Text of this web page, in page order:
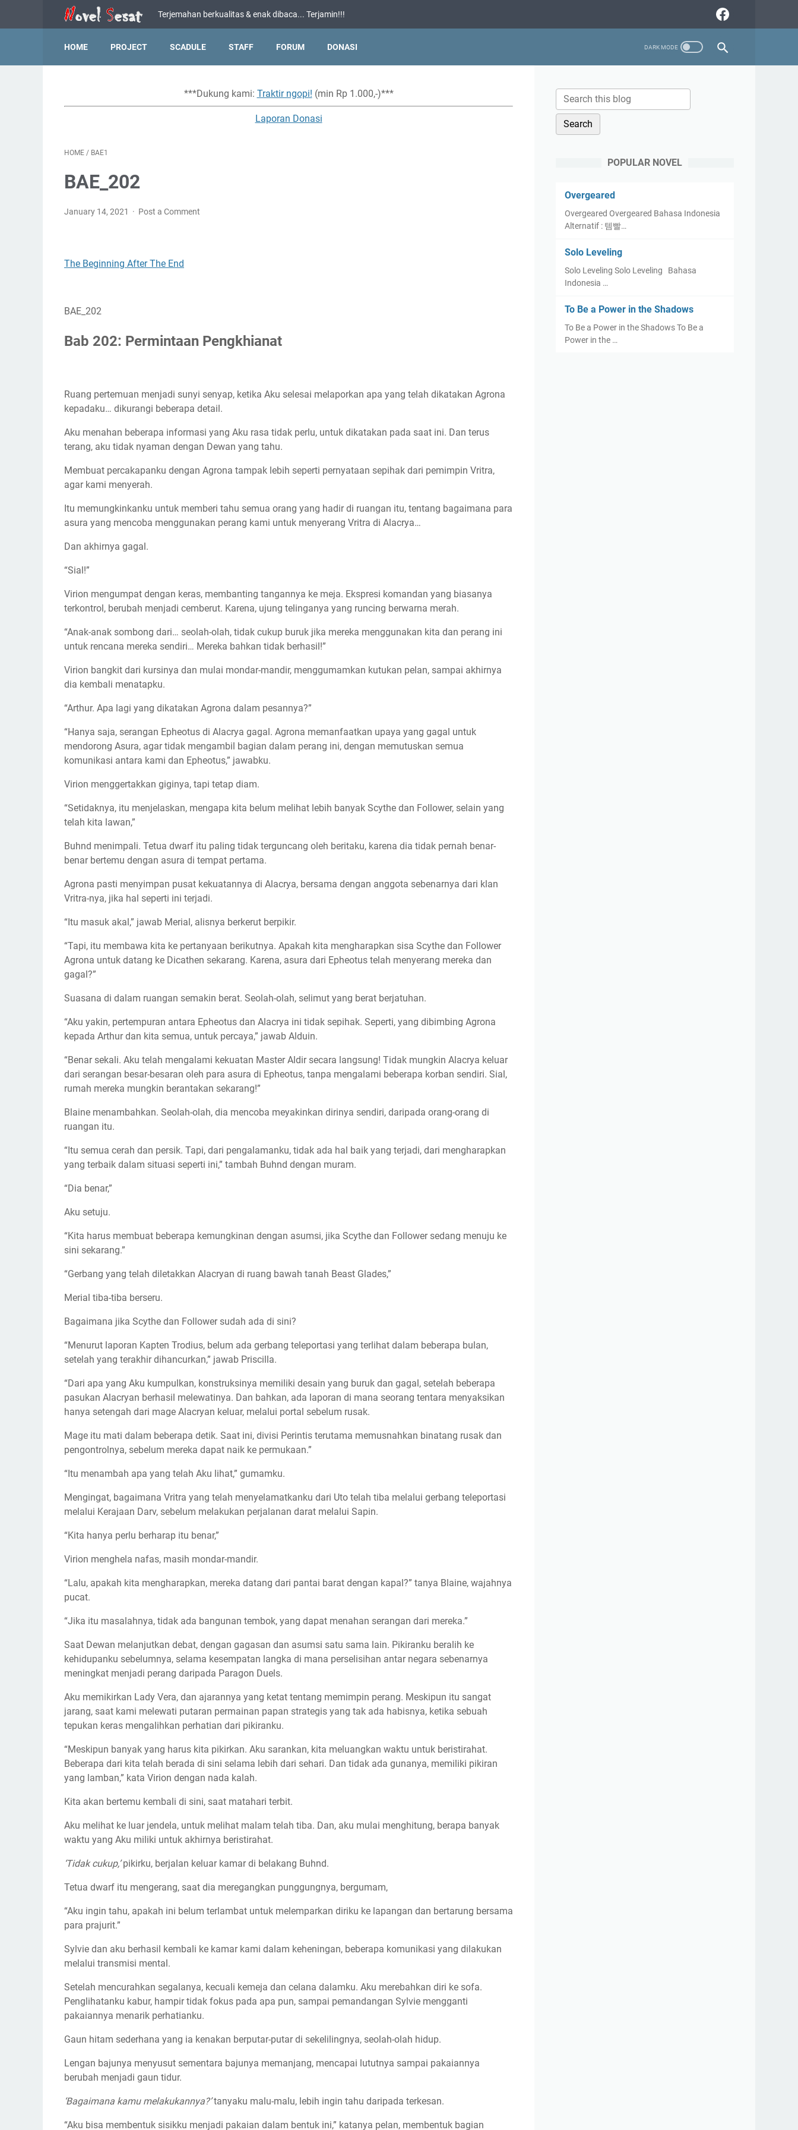
Terjemahan berkualitas & enak dibaca... Terjamin!!!
HOME PROJECT SCADULE STAFF FORUM DONASI
***Dukung kami: Traktir ngopi! (min Rp 1.000,-)***
Laporan Donasi
HOME / BAE1
BAE_202
January 14, 2021 Post a Comment
The Beginning After The End
BAE_202
Bab 202: Permintaan Pengkhianat
Ruang pertemuan menjadi sunyi senyap, ketika Aku selesai melaporkan apa yang telah dikatakan Agrona
kepadaku… dikurangi beberapa detail.
Aku menahan beberapa informasi yang Aku rasa tidak perlu, untuk dikatakan pada saat ini. Dan terus
terang, aku tidak nyaman dengan Dewan yang tahu.
Membuat percakapanku dengan Agrona tampak lebih seperti pernyataan sepihak dari pemimpin Vritra,
agar kami menyerah.
Itu memungkinkanku untuk memberi tahu semua orang yang hadir di ruangan itu, tentang bagaimana para
asura yang mencoba menggunakan perang kami untuk menyerang Vritra di Alacrya…
Dan akhirnya gagal.
“Sial!”
Virion mengumpat dengan keras, membanting tangannya ke meja. Ekspresi komandan yang biasanya
terkontrol, berubah menjadi cemberut. Karena, ujung telinganya yang runcing berwarna merah.
“Anak-anak sombong dari… seolah-olah, tidak cukup buruk jika mereka menggunakan kita dan perang ini
untuk rencana mereka sendiri… Mereka bahkan tidak berhasil!”
Virion bangkit dari kursinya dan mulai mondar-mandir, menggumamkan kutukan pelan, sampai akhirnya
dia kembali menatapku.
“Arthur. Apa lagi yang dikatakan Agrona dalam pesannya?”
“Hanya saja, serangan Epheotus di Alacrya gagal. Agrona memanfaatkan upaya yang gagal untuk
mendorong Asura, agar tidak mengambil bagian dalam perang ini, dengan memutuskan semua
komunikasi antara kami dan Epheotus,” jawabku.
Virion menggertakkan giginya, tapi tetap diam.
“Setidaknya, itu menjelaskan, mengapa kita belum melihat lebih banyak Scythe dan Follower, selain yang
telah kita lawan,”
Buhnd menimpali. Tetua dwarf itu paling tidak terguncang oleh beritaku, karena dia tidak pernah benar-
benar bertemu dengan asura di tempat pertama.
Agrona pasti menyimpan pusat kekuatannya di Alacrya, bersama dengan anggota sebenarnya dari klan
Vritra-nya, jika hal seperti ini terjadi.
“Itu masuk akal,” jawab Merial, alisnya berkerut berpikir.
“Tapi, itu membawa kita ke pertanyaan berikutnya. Apakah kita mengharapkan sisa Scythe dan Follower
Agrona untuk datang ke Dicathen sekarang. Karena, asura dari Epheotus telah menyerang mereka dan
gagal?”
Suasana di dalam ruangan semakin berat. Seolah-olah, selimut yang berat berjatuhan.
“Aku yakin, pertempuran antara Epheotus dan Alacrya ini tidak sepihak. Seperti, yang dibimbing Agrona
kepada Arthur dan kita semua, untuk percaya,” jawab Alduin.
“Benar sekali. Aku telah mengalami kekuatan Master Aldir secara langsung! Tidak mungkin Alacrya keluar
dari serangan besar-besaran oleh para asura di Epheotus, tanpa mengalami beberapa korban sendiri. Sial,
rumah mereka mungkin berantakan sekarang!”
Blaine menambahkan. Seolah-olah, dia mencoba meyakinkan dirinya sendiri, daripada orang-orang di
ruangan itu.
“Itu semua cerah dan persik. Tapi, dari pengalamanku, tidak ada hal baik yang terjadi, dari mengharapkan
yang terbaik dalam situasi seperti ini,” tambah Buhnd dengan muram.
“Dia benar,”
Aku setuju.
“Kita harus membuat beberapa kemungkinan dengan asumsi, jika Scythe dan Follower sedang menuju ke
sini sekarang.”
“Gerbang yang telah diletakkan Alacryan di ruang bawah tanah Beast Glades,”
Merial tiba-tiba berseru.
Bagaimana jika Scythe dan Follower sudah ada di sini?
“Menurut laporan Kapten Trodius, belum ada gerbang teleportasi yang terlihat dalam beberapa bulan,
setelah yang terakhir dihancurkan,” jawab Priscilla.
“Dari apa yang Aku kumpulkan, konstruksinya memiliki desain yang buruk dan gagal, setelah beberapa
pasukan Alacryan berhasil melewatinya. Dan bahkan, ada laporan di mana seorang tentara menyaksikan
hanya setengah dari mage Alacryan keluar, melalui portal sebelum rusak.
Mage itu mati dalam beberapa detik. Saat ini, divisi Perintis terutama memusnahkan binatang rusak dan
pengontrolnya, sebelum mereka dapat naik ke permukaan.”
“Itu menambah apa yang telah Aku lihat,” gumamku.
Mengingat, bagaimana Vritra yang telah menyelamatkanku dari Uto telah tiba melalui gerbang teleportasi
melalui Kerajaan Darv, sebelum melakukan perjalanan darat melalui Sapin.
“Kita hanya perlu berharap itu benar,”
Virion menghela nafas, masih mondar-mandir.
“Lalu, apakah kita mengharapkan, mereka datang dari pantai barat dengan kapal?” tanya Blaine, wajahnya
pucat.
“Jika itu masalahnya, tidak ada bangunan tembok, yang dapat menahan serangan dari mereka.”
Saat Dewan melanjutkan debat, dengan gagasan dan asumsi satu sama lain. Pikiranku beralih ke
kehidupanku sebelumnya, selama kesempatan langka di mana perselisihan antar negara sebenarnya
meningkat menjadi perang daripada Paragon Duels.
Aku memikirkan Lady Vera, dan ajarannya yang ketat tentang memimpin perang. Meskipun itu sangat
jarang, saat kami melewati putaran permainan papan strategis yang tak ada habisnya, ketika sebuah
tepukan keras mengalihkan perhatian dari pikiranku.
“Meskipun banyak yang harus kita pikirkan. Aku sarankan, kita meluangkan waktu untuk beristirahat.
Beberapa dari kita telah berada di sini selama lebih dari sehari. Dan tidak ada gunanya, memiliki pikiran
yang lamban,” kata Virion dengan nada kalah.
Kita akan bertemu kembali di sini, saat matahari terbit.
Aku melihat ke luar jendela, untuk melihat malam telah tiba. Dan, aku mulai menghitung, berapa banyak
waktu yang Aku miliki untuk akhirnya beristirahat.
‘Tidak cukup,’pikirku, berjalan keluar kamar di belakang Buhnd.
Tetua dwarf itu mengerang, saat dia meregangkan punggungnya, bergumam,
“Aku ingin tahu, apakah ini belum terlambat untuk melemparkan diriku ke lapangan dan bertarung bersama
para prajurit.”
Sylvie dan aku berhasil kembali ke kamar kami dalam keheningan, beberapa komunikasi yang dilakukan
melalui transmisi mental.
Setelah mencurahkan segalanya, kecuali kemeja dan celana dalamku. Aku merebahkan diri ke sofa.
Penglihatanku kabur, hampir tidak fokus pada apa pun, sampai pemandangan Sylvie mengganti
pakaiannya menarik perhatianku.
Gaun hitam sederhana yang ia kenakan berputar-putar di sekelilingnya, seolah-olah hidup.
Lengan bajunya menyusut sementara bajunya memanjang, mencapai lututnya sampai pakaiannya
berubah menjadi gaun tidur.
‘Bagaimana kamu melakukannya?’tanyaku malu-malu, lebih ingin tahu daripada terkesan.
“Aku bisa membentuk sisikku menjadi pakaian dalam bentuk ini,” katanya pelan, membentuk bagian
POPULAR NOVEL
Overgeared
Overgeared Overgeared Bahasa Indonesia
Alternatif : 템빨…
Solo Leveling
Solo Leveling Solo Leveling Bahasa
Indonesia …
To Be a Power in the Shadows
To Be a Power in the Shadows To Be a
Power in the …